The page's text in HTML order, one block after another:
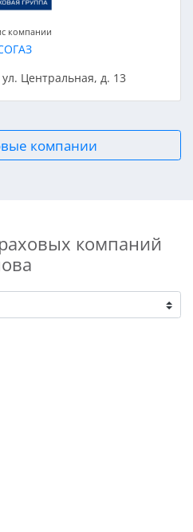
компании
Центральная, д. 13
компании
компаний